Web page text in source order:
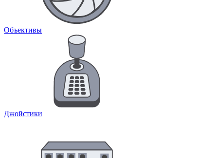
Объективы
Джойстики